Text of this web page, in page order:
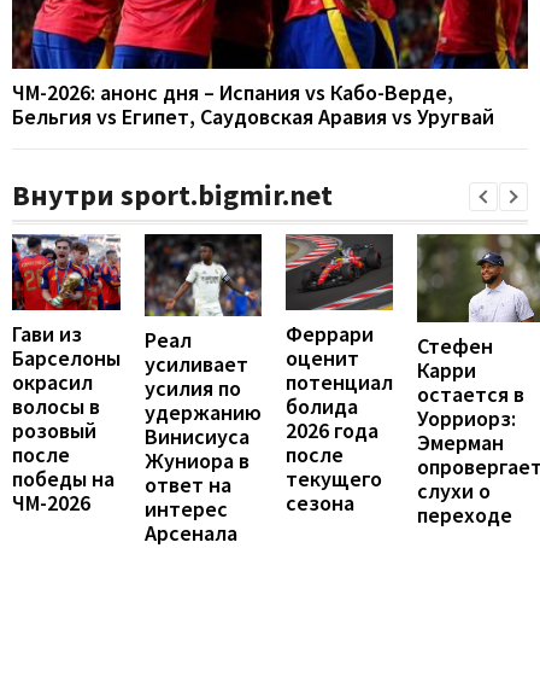
ЧМ-2026: анонс дня – Испания vs Кабо-Верде,
Бельгия vs Египет, Саудовская Аравия vs Уругвай
Внутри sport.bigmir.net
Гави из
Барселоны
окрасил
волосы в
розовый
после
победы на
ЧМ-2026
Реал
усиливает
усилия по
удержанию
Винисиуса
Жуниора в
ответ на
интерес
Арсенала
Феррари
оценит
потенциал
болида
2026 года
после
текущего
сезона
Стефен
Карри
остается в
Уорриорз:
Эмерман
слухи о
переходе